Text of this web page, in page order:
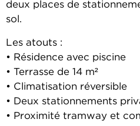
deux places de
sol.
Les atouts :
• Résidence avec piscine
• Terrasse de 14 m²
• Climatisation réversible
• Deux stationnements
• Proximité tramway et